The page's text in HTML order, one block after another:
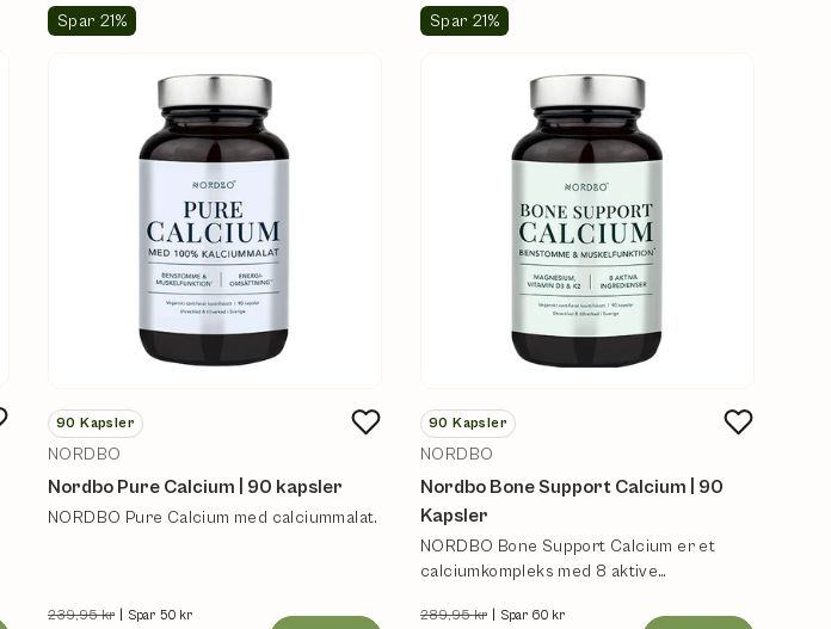
Spar 21%
90 Kapsler
NORDBO
Nordbo Pure Calcium | 90 kapsler
NORDBO Pure Calcium med calciummalat.
239,95 kr Spar 50 kr
Spar 21%
90 Kapsler
NORDBO
Nordbo Bone Support Calcium | 90
Kapsler
NORDBO Bone Support Calcium er et
calciumkompleks med 8 aktive
289,95 kr Spar 60 kr